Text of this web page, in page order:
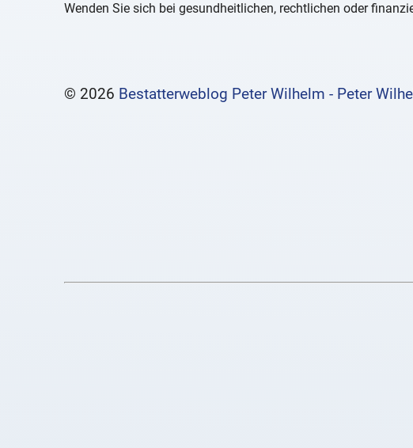
Wenden Sie sich bei gesundheitlichen, rechtlichen oder
© 2026 Bestatterweblog Peter Wilhelm - Peter